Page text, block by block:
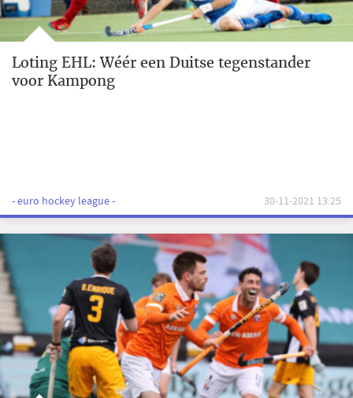
Loting EHL: Wéér een Duitse tegenstander
voor Kampong
- euro hockey league - 30-11-2021 13:25